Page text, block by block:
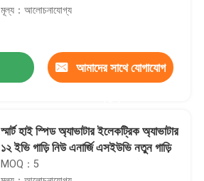
মূল্য：আলোচনাযোগ্য
আমাদের সাথে যোগাযোগ
স্মার্ট হাই স্পিড অ্যাভাটার ইলেকট্রিক অ্যাভাটার
১২ ইভি গাড়ি নিউ এনার্জি এসইউভি নতুন গাড়ি
MOQ：5